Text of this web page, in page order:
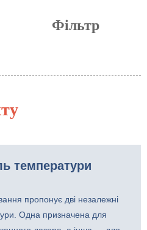
Фільтр
температури
пропонує дві незалежні
Одна призначена для